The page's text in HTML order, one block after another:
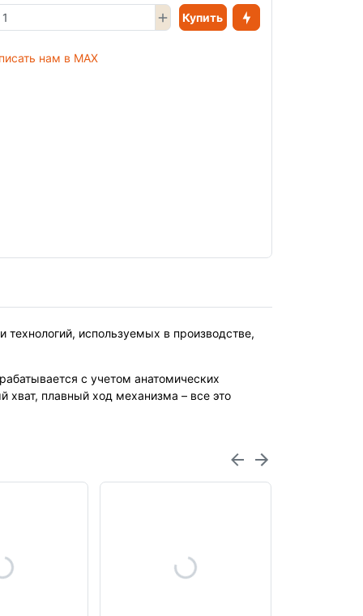
Купить
технологий, используемых в производстве,
с учетом анатомических
хват, плавный ход механизма – все это